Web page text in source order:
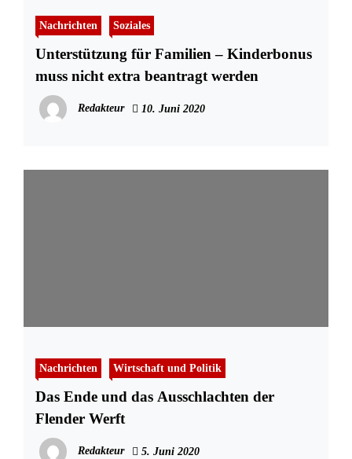
Nachrichten Soziales
Unterstützung für Familien – Kinderbonus
muss nicht extra beantragt werden
Redakteur 10. Juni 2020
Nachrichten Wirtschaft und Politik
Das Ende und das Ausschlachten der
Flender Werft
Redakteur 5. Juni 2020